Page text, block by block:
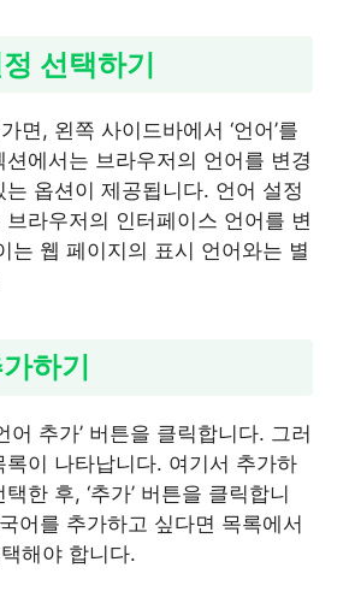
선택하기
면, 왼쪽 사이드바에서 ‘언어’를
에서는 브라우저의 언어를 변경
옵션이 제공됩니다. 언어 설정
라우저의 인터페이스 언어를 변
는 웹 페이지의 표시 언어와는 별
하기
어 추가’ 버튼을 클릭합니다. 그러
록이 나타납니다. 여기서 추가하
한 후, ‘추가’ 버튼을 클릭합니
어를 추가하고 싶다면 목록에서
해야 합니다.